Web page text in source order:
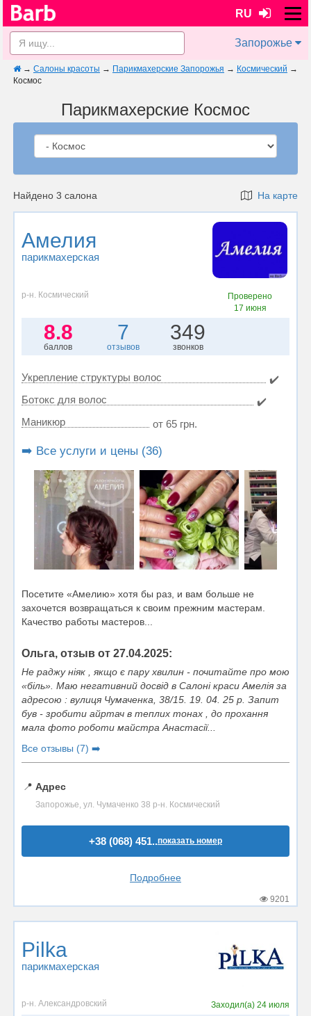
RU
Запорожье
→ Салоны красоты → Парикмахерские Запорожья → Космический →
Космос
Парикмахерские Космос
Найдено 3 салона На карте
Амелия
парикмахерская
р-н. Космический
Проверено
17 июня
8.8
баллов
7
отзывов
349
звонков
Укрепление структуры волос
✔️
Ботокс для волос
✔️
Маникюр
от 65 грн.
➡️ Все услуги и цены (36)
Посетите «Амелию» хотя бы раз, и вам больше не
захочется возвращаться к своим прежним мастерам.
Качество работы мастеров...
Ольга, отзыв от 27.04.2025:
Не раджу ніяк , якщо є пару хвилин - почитайте про мою
«біль». Маю негативний досвід в Салоні краси Амелія за
адресою : вулиця Чумаченка, 38/15. 19. 04. 25 р. Запит
був - зробити айртач в теплих тонах , до прохання
мала фото роботи майстра Анастасії...
Все отзывы (7) ➡️
📍 Адрес
Запорожье, ул. Чумаченко 38 р-н. Космический
+38 (068) 451..показать номер
Подробнее
9201
Pilka
парикмахерская
р-н. Александровский Заходил(а) 24 июля